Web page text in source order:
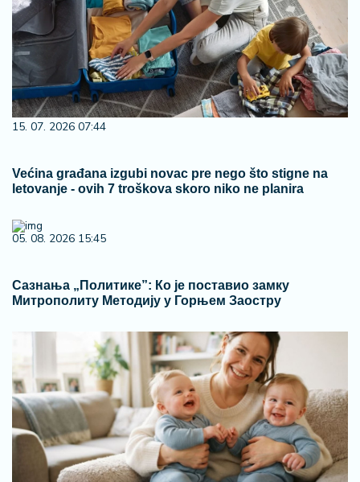
15. 07. 2026 07:44
Većina građana izgubi novac pre nego što stigne na
letovanje - ovih 7 troškova skoro niko ne planira
05. 08. 2026 15:45
Сазнања „Политике”: Ко је поставио замку
Митрополиту Методију у Горњем Заостру